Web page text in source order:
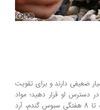
ضعیفی دارند و برای تقویت
دسترس او قرار دهید؛ مواد
غذایی جوجه اردک های تازه متولد شده تا 8 هفتگی سبوس گندم، آرد